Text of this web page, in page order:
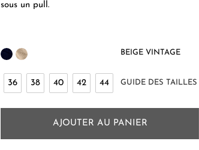
sous un pull.
BEIGE VINTAGE
36 38 40 42 44 GUIDE DES TAILLES
AJOUTER AU PANIER